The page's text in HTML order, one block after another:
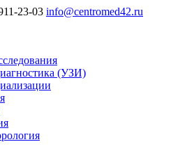
23-03 info@centromed42.ru
(УЗИ)